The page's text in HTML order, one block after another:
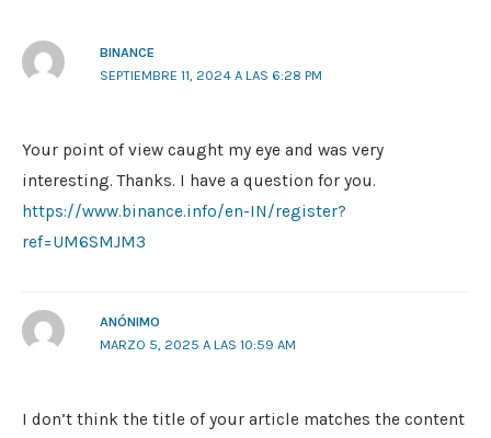
BINANCE
SEPTIEMBRE 11, 2024 A LAS 6:28 PM
Your point of view caught my eye and was very
interesting. Thanks. I have a question for you.
https://www.binance.info/en-IN/register?
ref=UM6SMJM3
ANÓNIMO
MARZO 5, 2025 A LAS 10:59 AM
I don’t think the title of your article matches the content